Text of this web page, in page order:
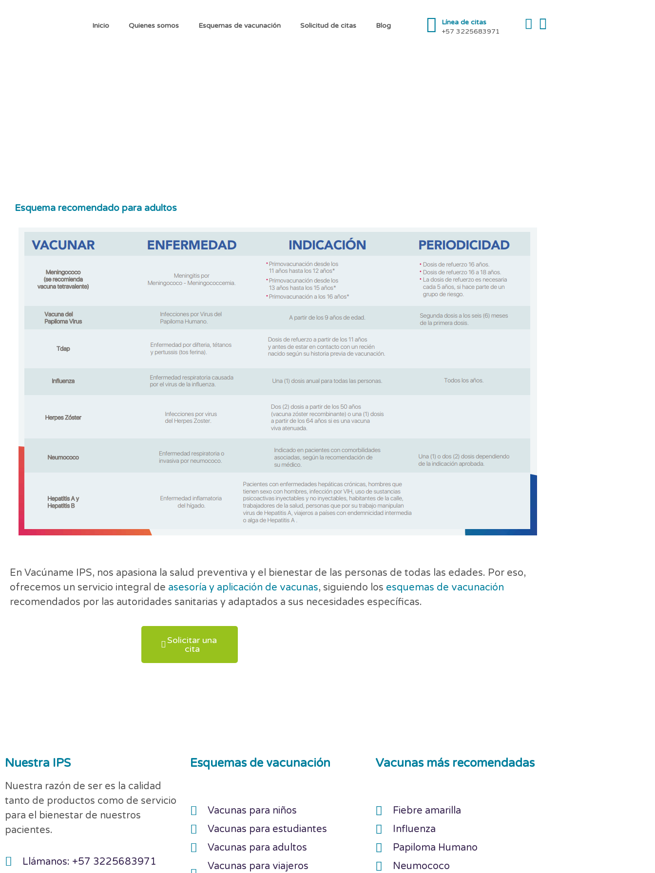
Inicio Quienes somos Esquemas de vacunación Solicitud de citas Blog
Línea de citas
+57 3225683971
Esquema recomendado para adultos
En Vacúname IPS, nos apasiona la salud preventiva y el bienestar de las personas de todas las edades. Por eso,
ofrecemos un servicio integral de asesoría y aplicación de vacunas, siguiendo los esquemas de vacunación
recomendados por las autoridades sanitarias y adaptados a sus necesidades específicas.
Solicitar una
cita
Nuestra IPS
Nuestra razón de ser es la calidad
tanto de productos como de servicio
para el bienestar de nuestros
pacientes.
Llámanos: +57 3225683971
Esquemas de vacunación
Vacunas para niños
Vacunas para estudiantes
Vacunas para adultos
Vacunas para viajeros
Vacunas más recomendadas
Fiebre amarilla
Influenza
Papiloma Humano
Neumococo